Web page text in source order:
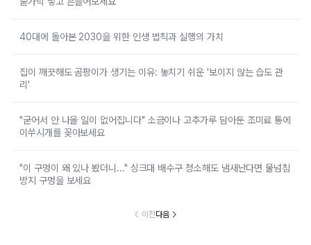
40대에 돌아본 2030을 위한 인생 법칙과 실행의 가치
집이 깨끗해도 곰팡이가 생기는 이유: 놓치기 쉬운 '보이지 않는 습도 관
리'
"굳어서 안 나올 일이 없어집니다" 소금이나 고추가루 담아둔 조미료 통에
이쑤시개를 꽂아보세요
"이 구멍이 왜 있나 봤더니..." 싱크대 배수구 청소해도 냄새난다면 물넘침
방지 구멍을 보세요
이전다음